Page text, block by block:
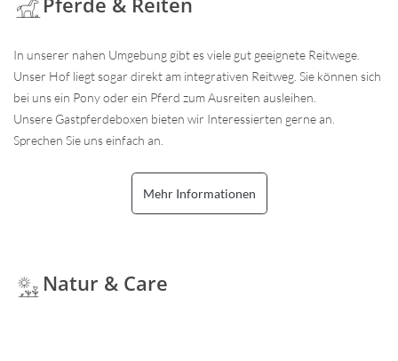
In unserer nahen Umgebung gibt es viele gut geeignete Reitwege.
Unser Hof liegt sogar direkt am integrativen Reitweg. Sie können sich
bei uns ein Pony oder ein Pferd zum Ausreiten ausleihen.
Unsere Gastpferdeboxen bieten wir Interessierten gerne an.
Sprechen Sie uns einfach an.
Mehr Informationen
Natur & Care